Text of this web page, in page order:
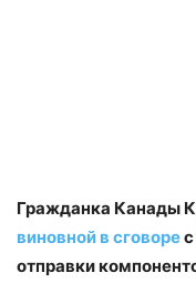
Гражданка Канады
виновной в сговоре
отправки